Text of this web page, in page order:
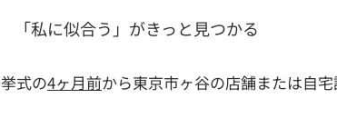
「私に似合う」がきっと見つかる
挙式の4ヶ月前から東京市ヶ谷の店舗または自